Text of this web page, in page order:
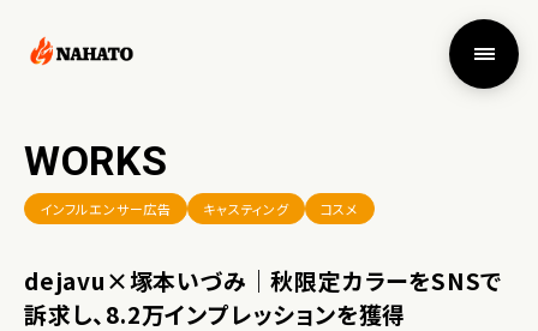
WORKS
インフルエンサー広告 キャスティング コスメ
dejavu×塚本いづみ｜秋限定カラーをSNSで
訴求し、8.2万インプレッションを獲得